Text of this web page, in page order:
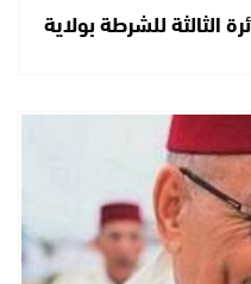
الثالثة للشرطة بولاية